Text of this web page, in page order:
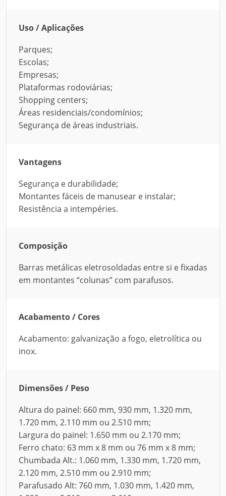
Uso / Aplicações
Parques;
Escolas;
Empresas;
Plataformas rodoviárias;
Shopping centers;
Áreas residenciais/condomínios;
Segurança de áreas industriais.
Vantagens
Segurança e durabilidade;
Montantes fáceis de manusear e instalar;
Resistência a intempéries.
Composição
Barras metálicas eletrosoldadas entre si e fixadas
em montantes “colunas” com parafusos.
Acabamento / Cores
Acabamento: galvanização a fogo, eletrolítica ou
inox.
Dimensões / Peso
Altura do painel: 660 mm, 930 mm, 1.320 mm,
1.720 mm, 2.110 mm ou 2.510 mm;
Largura do painel: 1.650 mm ou 2.170 mm;
Ferro chato: 63 mm x 8 mm ou 76 mm x 8 mm;
Chumbada Alt.: 1.060 mm, 1.330 mm, 1.720 mm,
2.120 mm, 2.510 mm ou 2.910 mm;
Parafusado Alt: 760 mm, 1.030 mm, 1.420 mm,